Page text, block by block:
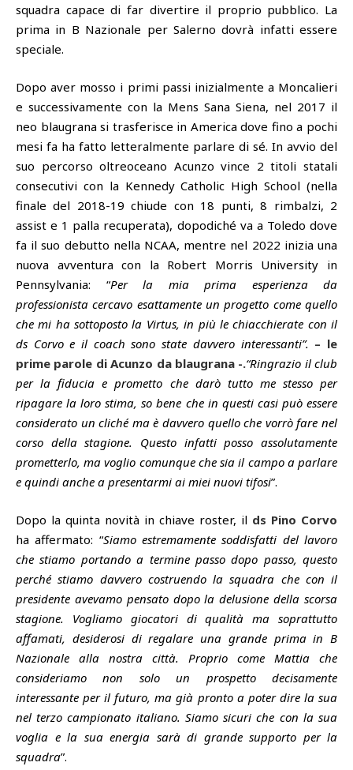
squadra capace di far divertire il proprio pubblico. La
prima in B Nazionale per Salerno dovrà infatti essere
speciale.
Dopo aver mosso i primi passi inizialmente a Moncalieri
e successivamente con la Mens Sana Siena, nel 2017 il
neo blaugrana si trasferisce in America dove fino a pochi
mesi fa ha fatto letteralmente parlare di sé. In avvio del
suo percorso oltreoceano Acunzo vince 2 titoli statali
consecutivi con la Kennedy Catholic High School (nella
finale del 2018-19 chiude con 18 punti, 8 rimbalzi, 2
assist e 1 palla recuperata), dopodiché va a Toledo dove
fa il suo debutto nella NCAA, mentre nel 2022 inizia una
nuova avventura con la Robert Morris University in
Pennsylvania: “Per la mia prima esperienza da
professionista cercavo esattamente un progetto come quello
che mi ha sottoposto la Virtus, in più le chiacchierate con il
ds Corvo e il coach sono state davvero interessanti”. – le
prime parole di Acunzo da blaugrana -.“Ringrazio il club
per la fiducia e prometto che darò tutto me stesso per
ripagare la loro stima, so bene che in questi casi può essere
considerato un cliché ma è davvero quello che vorrò fare nel
corso della stagione. Questo infatti posso assolutamente
prometterlo, ma voglio comunque che sia il campo a parlare
e quindi anche a presentarmi ai miei nuovi tifosi”.
Dopo la quinta novità in chiave roster, il ds Pino Corvo
ha affermato: “Siamo estremamente soddisfatti del lavoro
che stiamo portando a termine passo dopo passo, questo
perché stiamo davvero costruendo la squadra che con il
presidente avevamo pensato dopo la delusione della scorsa
stagione. Vogliamo giocatori di qualità ma soprattutto
affamati, desiderosi di regalare una grande prima in B
Nazionale alla nostra città. Proprio come Mattia che
consideriamo non solo un prospetto decisamente
interessante per il futuro, ma già pronto a poter dire la sua
nel terzo campionato italiano. Siamo sicuri che con la sua
voglia e la sua energia sarà di grande supporto per la
squadra”.